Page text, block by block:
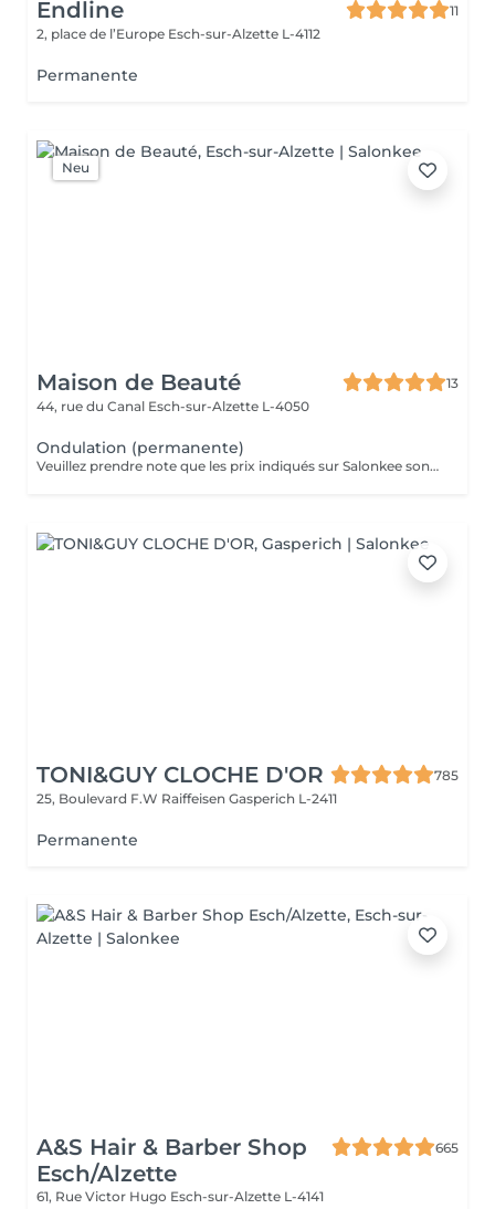
Endline
11
2, place de l’Europe Esch-sur-Alzette L-4112
Permanente
Neu
Maison de Beauté
13
44, rue du Canal Esch-sur-Alzette L-4050
Ondulation (permanente)
Veuillez prendre note que les prix indiqués sur Salonkee sont communiqués à titre informatif et s'entendent de base. Ces derniers sont susceptibles de varier selon le diagnostic réalisé à votre arrivée au salon et l'expertise du professionnel à qui vous confiez votre beauté. Dans tous les cas, un devis précis vous sera proposé et toutes réalisations de prestations seront effectuées avec votre accord. Un grand merci d'avance pour votre compréhension. Au plaisir de vous recevoir très vite.
TONI&GUY CLOCHE D'OR
785
25, Boulevard F.W Raiffeisen Gasperich L-2411
Permanente
A&S Hair & Barber Shop
Esch/Alzette
665
61, Rue Victor Hugo Esch-sur-Alzette L-4141